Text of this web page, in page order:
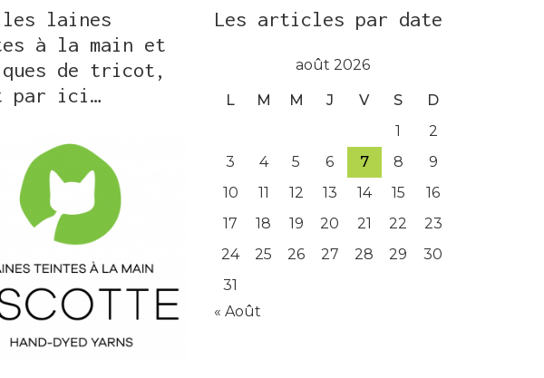
les laines
à la main et
de tricot,
par ici…
Les articles par date
août 2026
L M M J V S
D
1
2
3
4 5 6 7 8
9
10
11 12 13 14 15
16
17
18 19 20 21 22
23
24
25 26 27 28 29
30
31
« Août